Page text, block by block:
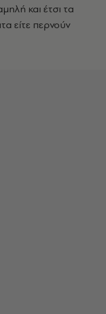
και έτσι τα
είτε περνούν